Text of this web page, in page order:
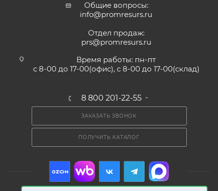
Общие вопросы:
info@promresurs.ru
Отдел продаж:
prs@promresurs.ru
Время работы: пн-пт
с 8-00 до 17-00(офис), с 8-00 до 17-00(склад)
8 800 201-22-55
ЗАКАЗАТЬ ЗВОНОК
ПОЛУЧИТЬ КАТАЛОГ